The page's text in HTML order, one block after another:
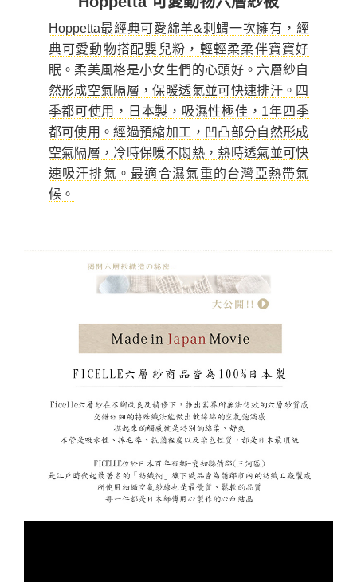
Hoppetta最經典可愛綿羊&刺蝟一次擁有，經
典可愛動物搭配嬰兒粉，輕輕柔柔伴寶寶好
眠。柔美風格是小女生們的心頭好。六層紗自
然形成空氣隔層，保暖透氣並可快速排汗。四
季都可使用，日本製，吸濕性極佳，1年四季
都可使用。經過預縮加工，凹凸部分自然形成
空氣隔層，冷時保暖不悶熱，熱時透氣並可快
速吸汗排氣。最適合濕氣重的台灣亞熱帶氣
候。